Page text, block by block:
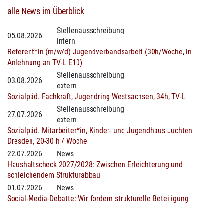
alle News im Überblick
05.08.2026
Stellenausschreibung
intern
Referent*in (m/w/d) Jugendverbandsarbeit (30h/Woche, in
Anlehnung an TV-L E10)
03.08.2026
Stellenausschreibung
extern
Sozialpäd. Fachkraft, Jugendring Westsachsen, 34h, TV-L
27.07.2026
Stellenausschreibung
extern
Sozialpäd. Mitarbeiter*in, Kinder- und Jugendhaus Juchten
Dresden, 20-30 h / Woche
22.07.2026
News
Haushaltscheck 2027/2028: Zwischen Erleichterung und
schleichendem Strukturabbau
01.07.2026
News
Social-Media-Debatte: Wir fordern strukturelle Beteiligung